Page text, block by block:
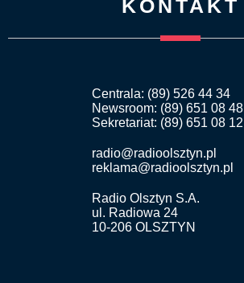
KONTAKT
Centrala: (89) 526 44 34
Newsroom: (89) 651 08 48
Sekretariat: (89) 651 08 12
radio@radioolsztyn.pl
reklama@radioolsztyn.pl
Radio Olsztyn S.A.
ul. Radiowa 24
10-206 OLSZTYN